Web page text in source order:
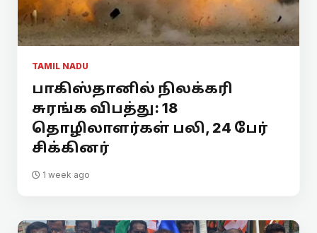
TAMIL NADU
பாகிஸ்தானில் நிலக்கரி
சுரங்க விபத்து: 18
தொழிலாளர்கள் பலி, 24 பேர்
சிக்கினர்
1 week ago